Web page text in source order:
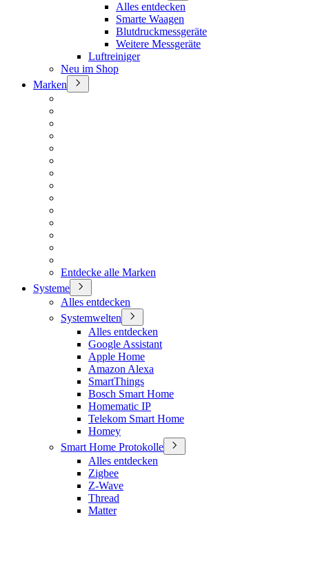
Alles entdecken
Smarte Waagen
Blutdruckmessgeräte
Weitere Messgeräte
Luftreiniger
Neu im Shop
Marken
Entdecke alle Marken
Systeme
Alles entdecken
Systemwelten
Alles entdecken
Google Assistant
Apple Home
Amazon Alexa
SmartThings
Bosch Smart Home
Homematic IP
Telekom Smart Home
Homey
Smart Home Protokolle
Alles entdecken
Zigbee
Z-Wave
Thread
Matter